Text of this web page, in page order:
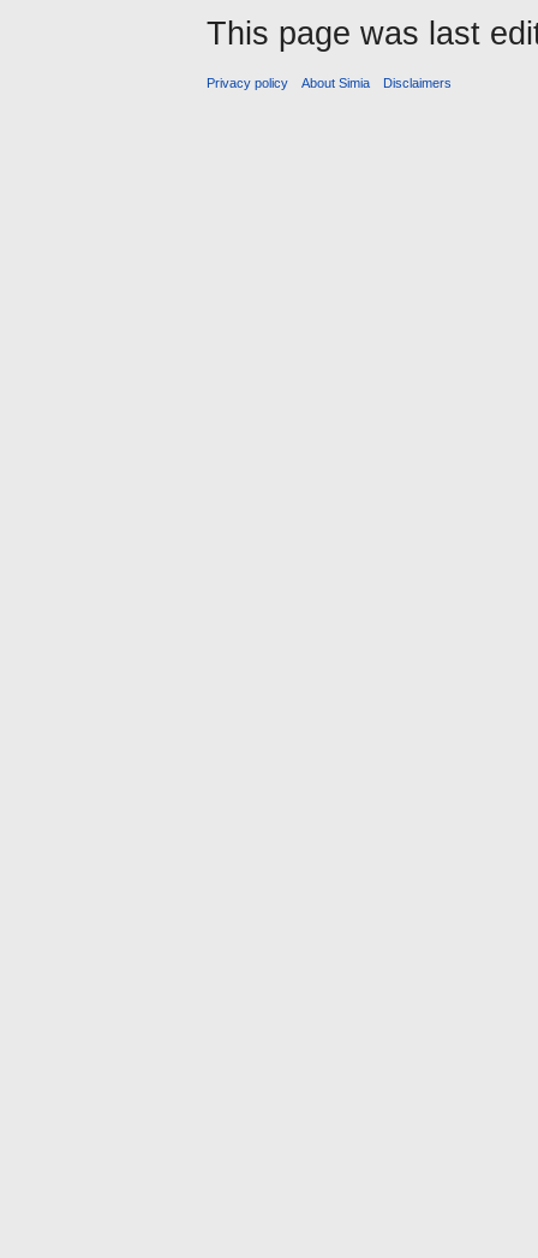
This page was last
Privacy policy About Simia Disclaimers